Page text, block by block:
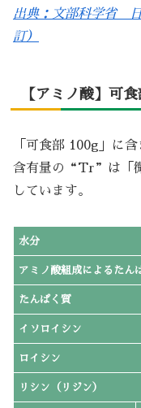
出典：文部科学省
訂）
【アミノ酸】可
「可食部 100g」に
含有量の“Tr”は「
しています。
水分
アミノ酸組成によるたん
たんぱく質
イソロイシン
ロイシン
リシン（リジン）